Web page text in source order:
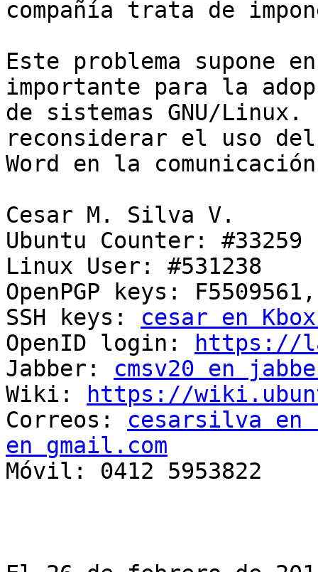
compañía trata de
Este problema supone
importante para la
de sistemas GNU/
reconsiderar el uso
Word en la
Cesar M. Silva V.
Ubuntu Counter: #33259
Linux User: #531238
OpenPGP keys: F5509561,
SSH keys: cesar en
OpenID login:
https://
Jabber: cmsv20 en
Wiki:
https://
Correos: cesarsilva en
en gmail.com
Móvil: 0412 5953822